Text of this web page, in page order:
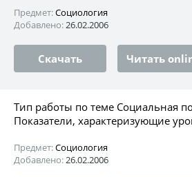
Предмет:Социология
Добавлено:26.02.2006
Скачать Читать
Тип работы по теме Социальная
Показатели, характеризующие
Предмет:Социология
Добавлено:26.02.2006